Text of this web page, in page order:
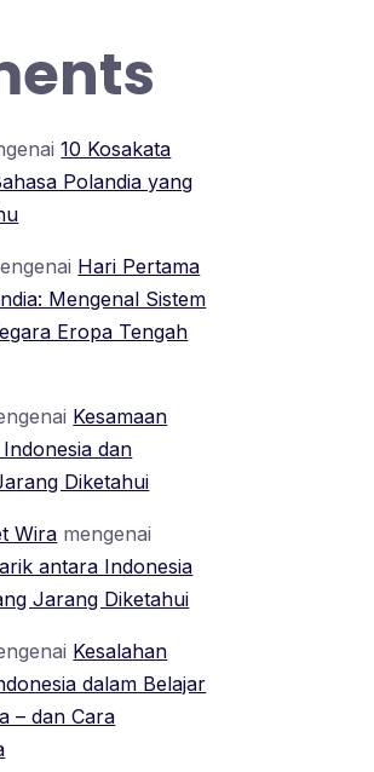
10 Kosakata
Polandia yang
Hari Pertama
Mengenal Sistem
Eropa Tengah
Kesamaan
dan
Diketahui
Wira mengenai
antara Indonesia
Jarang Diketahui
Kesalahan
dalam Belajar
– dan Cara